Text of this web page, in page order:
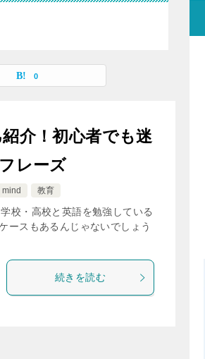
0
介！初心者でも迷
レーズ
mind 教育
・高校と英語を勉強している
ースもあるんじゃないでしょう
続きを読む